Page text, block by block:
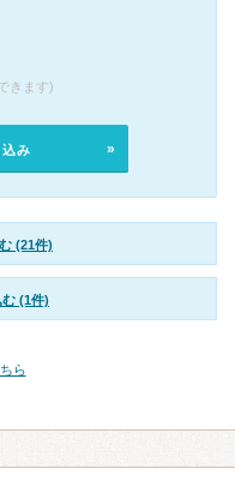
きます)
み
(21件)
(1件)
ら